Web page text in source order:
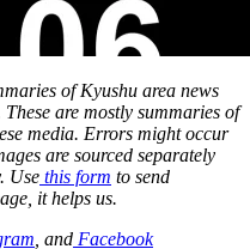
of Kyushu area news
are mostly summaries of
media. Errors might occur
are sourced separately
Use this form to send
it helps us.
, and Facebook